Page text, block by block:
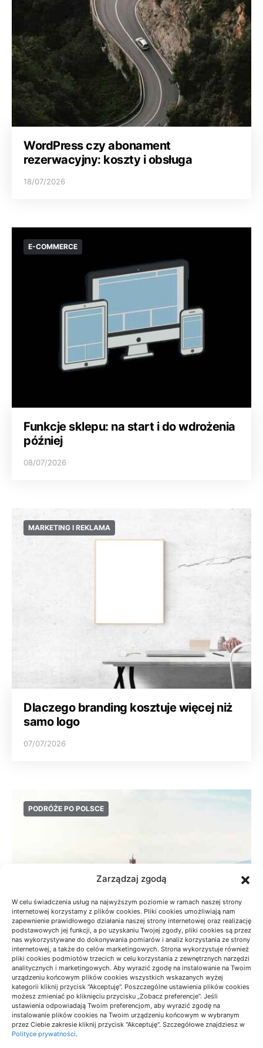
Zarządzaj zgodą
W celu świadczenia usług na najwyższym poziomie w ramach naszej strony
internetowej korzystamy z plików cookies. Pliki cookies umożliwiają nam
zapewnienie prawidłowego działania naszej strony internetowej oraz realizację
podstawowych jej funkcji, a po uzyskaniu Twojej zgody, pliki cookies są przez
nas wykorzystywane do dokonywania pomiarów i analiz korzystania ze strony
internetowej, a także do celów marketingowych. Strona wykorzystuje również
pliki cookies podmiotów trzecich w celu korzystania z zewnętrznych narzędzi
analitycznych i marketingowych. Aby wyrazić zgodę na instalowanie na Twoim
urządzeniu końcowym plików cookies wszystkich wskazanych wyżej
kategorii kliknij przycisk "Akceptuję". Poszczególne ustawienia plików cookies
możesz zmieniać po kliknięciu przycisku „Zobacz preferencje”. Jeśli
ustawienia odpowiadają Twoim preferencjom, aby wyrazić zgodę na
instalowanie plików cookies na Twoim urządzeniu końcowym w wybranym
przez Ciebie zakresie kliknij przycisk "Akceptuję". Szczegółowe znajdziesz w
Polityce prywatności.
WordPress czy abonament
rezerwacyjny: koszty i obsługa
18/07/2026
E-COMMERCE
Funkcje sklepu: na start i do wdrożenia
później
08/07/2026
MARKETING I REKLAMA
Dlaczego branding kosztuje więcej niż
samo logo
07/07/2026
PODRÓŻE PO POLSCE
Radziejowa z Obidzy: czas przejścia i
przygotowanie
18/06/2026